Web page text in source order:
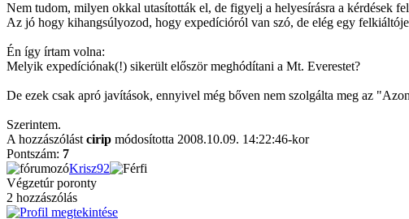
Nem tudom, milyen okkal utasították el, de figyelj a helyesírásra a kérdések
Az jó hogy kihangsúlyozod, hogy expedícióról van szó, de elég egy
Én így írtam volna:
Melyik expedíciónak(!) sikerült először meghódítani a Mt. Everestet?
De ezek csak apró javítások, ennyivel még bőven nem szolgálta meg az
Szerintem.
A hozzászólást cirip módosította 2008.10.09. 14:22:46-kor
Pontszám: 7
Krisz92
Végzetúr poronty
2 hozzászólás